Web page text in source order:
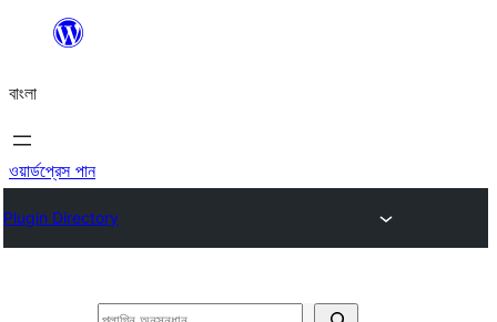
যান
বাংলা
ওয়ার্ডপ্রেস পান
Plugin Directory